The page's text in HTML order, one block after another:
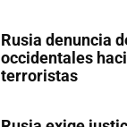
Rusia denuncia
occidentales
terroristas